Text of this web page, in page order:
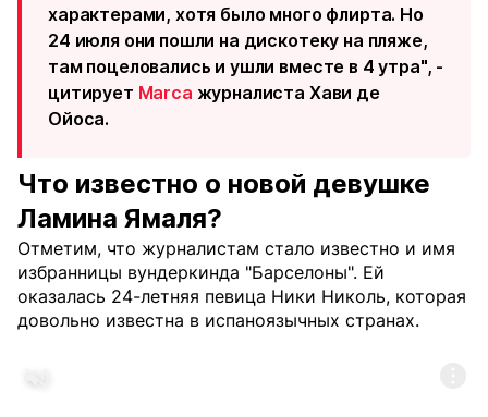
характерами, хотя было много флирта. Но
24 июля они пошли на дискотеку на пляже,
там поцеловались и ушли вместе в 4 утра", -
цитирует Marca журналиста Хави де
Ойоса.
Что известно о новой девушке
Ламина Ямаля?
Отметим, что журналистам стало известно и имя
избранницы вундеркинда "Барселоны". Ей
оказалась 24-летняя певица Ники Николь, которая
довольно известна в испаноязычных странах.